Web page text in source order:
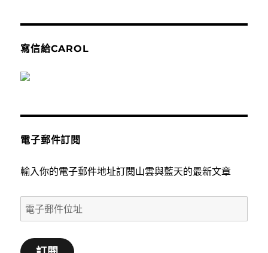
寫信給CAROL
電子郵件訂閱
輸入你的電子郵件地址訂閱山雲與藍天的最新文章
電
子
郵